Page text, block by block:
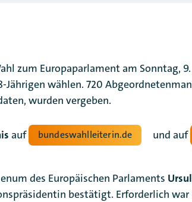
zum Europaparlament am Sonntag,
Jährigen wählen. 720
wurden vergeben.
auf bundeswahlleiterin.de und auf
des Europäischen Parlaments
bestätigt. Erforderlich war